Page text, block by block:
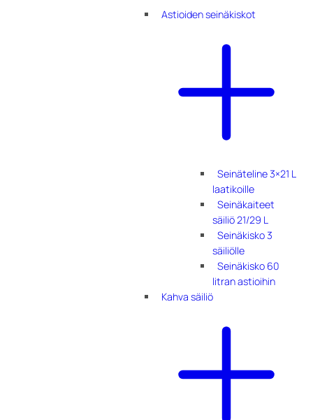
Astioiden seinäkiskot
Seinäteline 3×21 L
laatikoille
Seinäkaiteet
säiliö 21/29 L
Seinäkisko 3
säiliölle
Seinäkisko 60
litran astioihin
Kahva säiliö